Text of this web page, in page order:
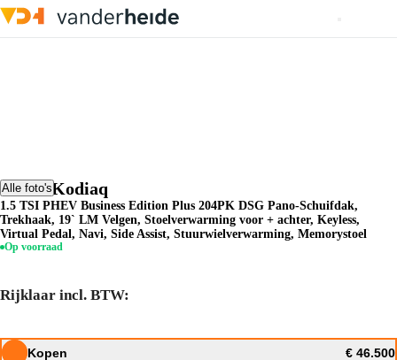
Alle foto's
Skoda Kodiaq
1.5 TSI PHEV Business Edition Plus 204PK DSG Pano-Schuifdak,
Trekhaak, 19` LM Velgen, Stoelverwarming voor + achter, Keyless,
Virtual Pedal, Navi, Side Assist, Stuurwielverwarming, Memorystoel
Op voorraad
Rijklaar incl. BTW:
Kopen € 46.500